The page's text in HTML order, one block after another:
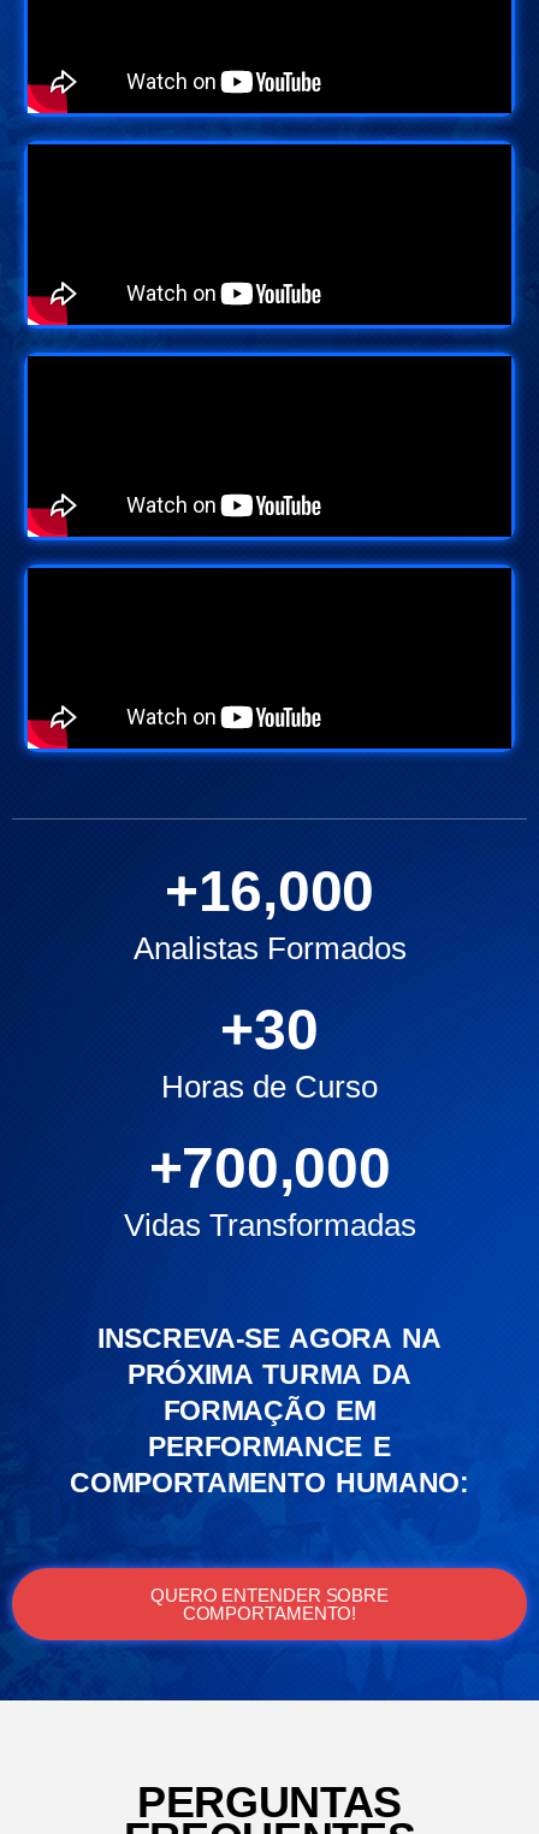
Analistas Formados
+16,000
Horas de Curso
+30
Vidas Transformadas
+700,000
INSCREVA-SE AGORA NA
PRÓXIMA TURMA DA
FORMAÇÃO EM
PERFORMANCE E
COMPORTAMENTO HUMANO:
QUERO ENTENDER SOBRE
COMPORTAMENTO!
PERGUNTAS